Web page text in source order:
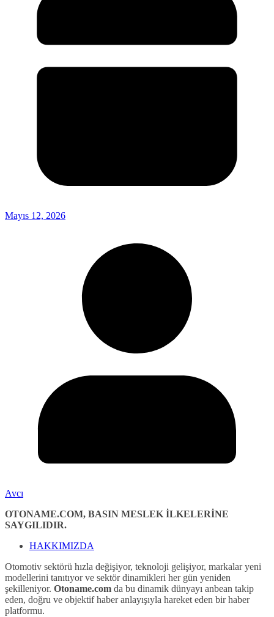
Mayıs 12, 2026
Avcı
OTONAME.COM, BASIN MESLEK İLKELERİNE
SAYGILIDIR.
HAKKIMIZDA
Otomotiv sektörü hızla değişiyor, teknoloji gelişiyor, markalar yeni
modellerini tanıtıyor ve sektör dinamikleri her gün yeniden
şekilleniyor. Otoname.com da bu dinamik dünyayı anbean takip
eden, doğru ve objektif haber anlayışıyla hareket eden bir haber
platformu.